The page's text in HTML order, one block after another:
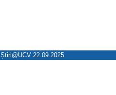
Știri@UCV 22.09.2025